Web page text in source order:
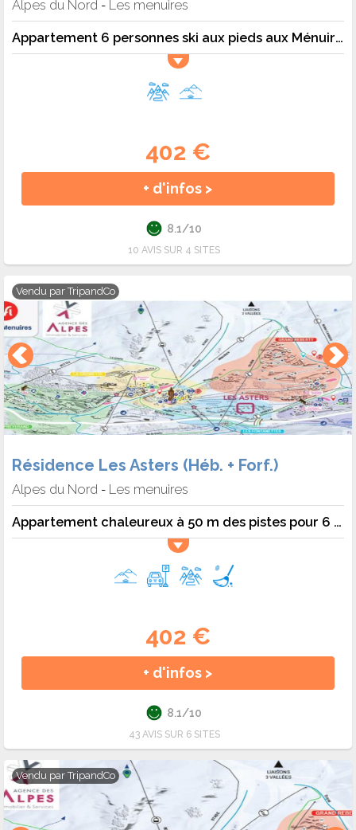
Alpes du Nord - Les menuires
Appartement 6 personnes ski aux pieds aux Ménuires - 6 pers. - 34m2 - TV - Animaux admis
402 €
+ d'infos >
8.1/10
10 AVIS SUR 4 SITES
Vendu parTripandCo
Résidence Les Asters (Héb. + Forf.)
Alpes du Nord - Les menuires
Appartement chaleureux à 50 m des pistes pour 6 personnes - 6 pers. - 35m2 - TV
402 €
+ d'infos >
8.1/10
43 AVIS SUR 6 SITES
Vendu parTripandCo